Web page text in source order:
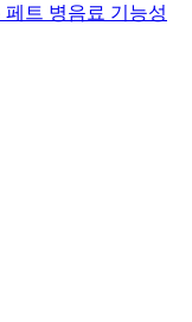
페트 병음료 기능성